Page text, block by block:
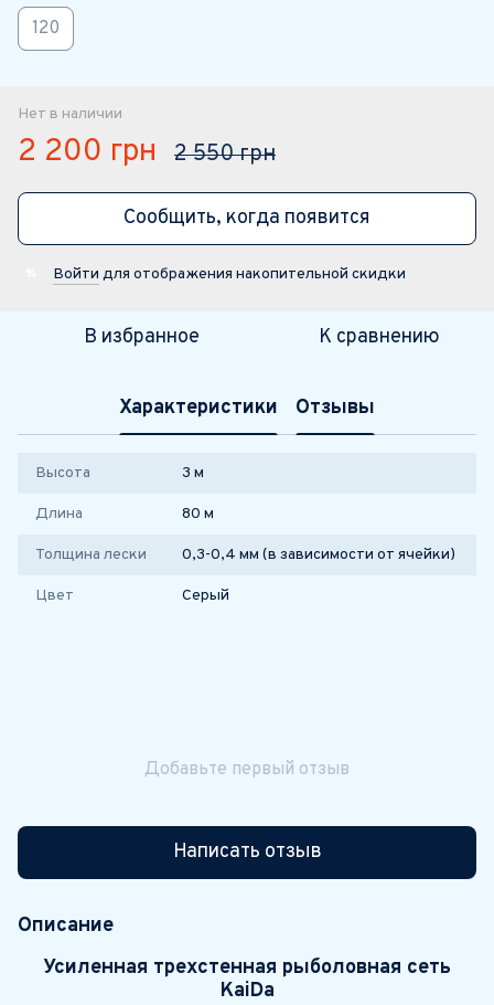
120
Нет в наличии
2 200 грн 2 550 грн
Сообщить, когда появится
Войти для отображения накопительной скидки
В избранное К сравнению
Характеристики Отзывы
Высота 3 м
Длина 80 м
Толщина лески 0,3-0,4 мм (в зависимости от ячейки)
Цвет Серый
Добавьте первый отзыв
Написать отзыв
Описание
Усиленная трехстенная рыболовная сеть
KaiDa